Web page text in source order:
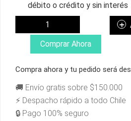
débito o crédito y sin interés
LIJA
REGULAR
CUTOUT
CANTIDAD
Comprar Ahora
Compra ahora y tu pedido será
🚚 Envío gratis sobre $150.000
⚡ Despacho rápido a todo Chile
🔒 Pago 100% seguro